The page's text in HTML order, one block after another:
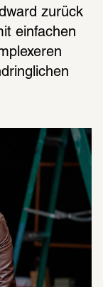
zurück
einfachen